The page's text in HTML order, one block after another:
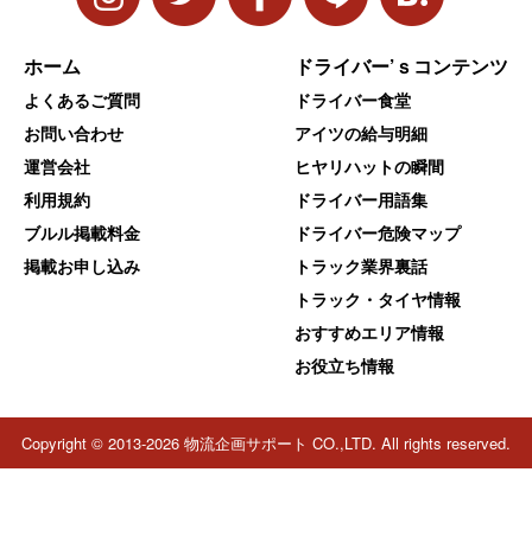
ホーム
よくあるご質問
お問い合わせ
運営会社
利用規約
ブルル掲載料金
掲載お申し込み
ドライバー’ｓコンテンツ
ドライバー食堂
アイツの給与明細
ヒヤリハットの瞬間
ドライバー用語集
ドライバー危険マップ
トラック業界裏話
トラック・タイヤ情報
おすすめエリア情報
お役立ち情報
Copyright © 2013-2026 物流企画サポート CO.,LTD. All rights reserved.